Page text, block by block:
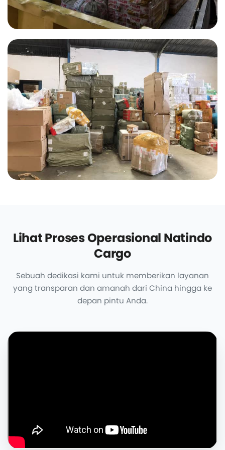
Lihat Proses Operasional Natindo
Cargo
Sebuah dedikasi kami untuk memberikan layanan
yang transparan dan amanah dari China hingga ke
depan pintu Anda.